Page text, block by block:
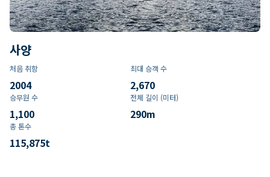
사양
처음 취항
2004
최대 승객 수
2,670
승무원 수
1,100
전체 길이 (미터)
290m
총 톤수
115,875t